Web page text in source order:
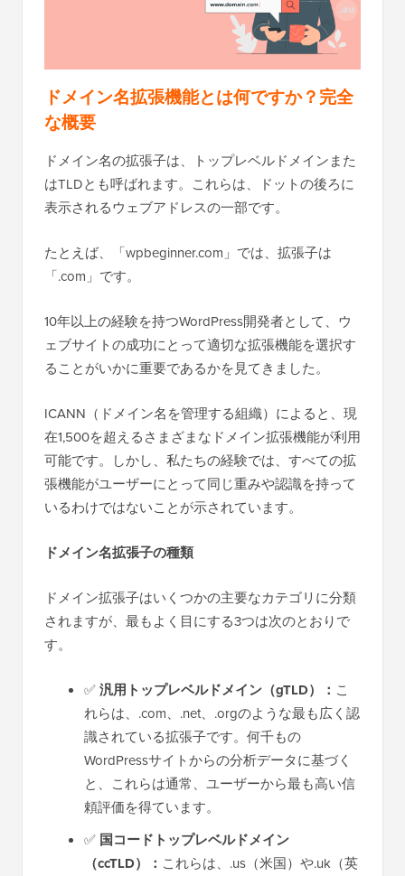
ドメイン名拡張機能とは何ですか？完全
な概要
ドメイン名の拡張子は、トップレベルドメインまた
はTLDとも呼ばれます。これらは、ドットの後ろに
表示されるウェブアドレスの一部です。
たとえば、「wpbeginner.com」では、拡張子は
「.com」です。
10年以上の経験を持つWordPress開発者として、ウ
ェブサイトの成功にとって適切な拡張機能を選択す
ることがいかに重要であるかを見てきました。
ICANN（ドメイン名を管理する組織）によると、現
在1,500を超えるさまざまなドメイン拡張機能が利用
可能です。しかし、私たちの経験では、すべての拡
張機能がユーザーにとって同じ重みや認識を持って
いるわけではないことが示されています。
ドメイン名拡張子の種類
ドメイン拡張子はいくつかの主要なカテゴリに分類
されますが、最もよく目にする3つは次のとおりで
す。
✅汎用トップレベルドメイン（gTLD）： こ
れらは、.com、.net、.orgのような最も広く認
識されている拡張子です。何千もの
WordPressサイトからの分析データに基づく
と、これらは通常、ユーザーから最も高い信
頼評価を得ています。
✅ 国コードトップレベルドメイン
（ccTLD）： これらは、.us（米国）や.uk（英